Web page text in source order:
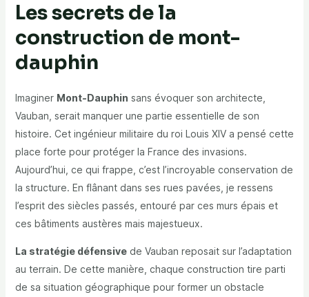
Les secrets de la
construction de mont-
dauphin
Imaginer Mont-Dauphin sans évoquer son architecte,
Vauban, serait manquer une partie essentielle de son
histoire. Cet ingénieur militaire du roi Louis XIV a pensé cette
place forte pour protéger la France des invasions.
Aujourd’hui, ce qui frappe, c’est l’incroyable conservation de
la structure. En flânant dans ses rues pavées, je ressens
l’esprit des siècles passés, entouré par ces murs épais et
ces bâtiments austères mais majestueux.
La stratégie défensivede Vauban reposait sur l’adaptation
au terrain. De cette manière, chaque construction tire parti
de sa situation géographique pour former un obstacle